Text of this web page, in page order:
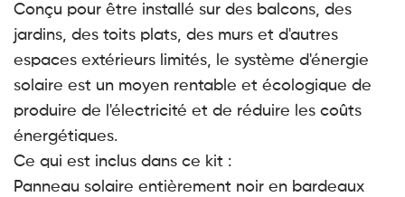
Conçu pour être installé sur des balcons, des
jardins, des toits plats, des murs et d'autres
espaces extérieurs limités, le système d'énergie
solaire est un moyen rentable et écologique de
produire de l'électricité et de réduire les coûts
énergétiques.
Ce qui est inclus dans ce kit :
Panneau solaire entièrement noir en bardeaux